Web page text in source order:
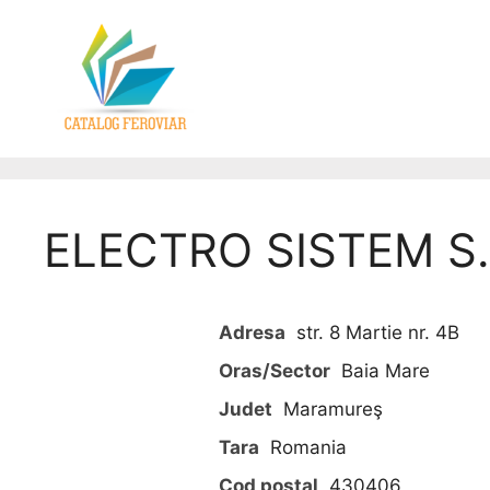
ELECTRO SISTEM
Adresa str. 8 Martie nr. 4B
Oras/Sector Baia Mare
Judet Maramureş
Tara Romania
Cod postal 430406